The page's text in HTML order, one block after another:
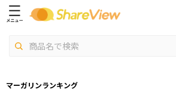
マーガリンランキング